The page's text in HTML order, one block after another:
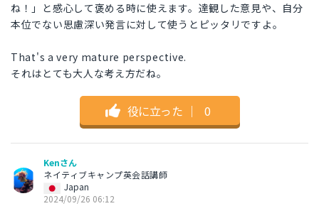
ね！」と感心して褒める時に使えます。達観した意見や、自分
本位でない思慮深い発言に対して使うとピッタリですよ。
That's a very mature perspective.
それはとても大人な考え方だね。
役に立った ｜ 0
Kenさん
ネイティブキャンプ英会話講師
Japan
2024/09/26 06:12